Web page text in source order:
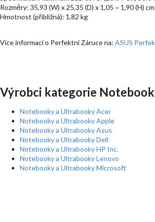
Rozměry: 35,93 (W) x 25,35 (D) x 1,05 ~ 1,90 (H) cm
Hmotnost (přibližná): 1,82 kg
Více informací o Perfektní Záruce na: ASUS
Výrobci kategorie
Notebooky a Ultrabooky Acer
Notebooky a Ultrabooky Apple
Notebooky a Ultrabooky Asus
Notebooky a Ultrabooky Dell
Notebooky a Ultrabooky HP Inc.
Notebooky a Ultrabooky Lenovo
Notebooky a Ultrabooky Microsoft